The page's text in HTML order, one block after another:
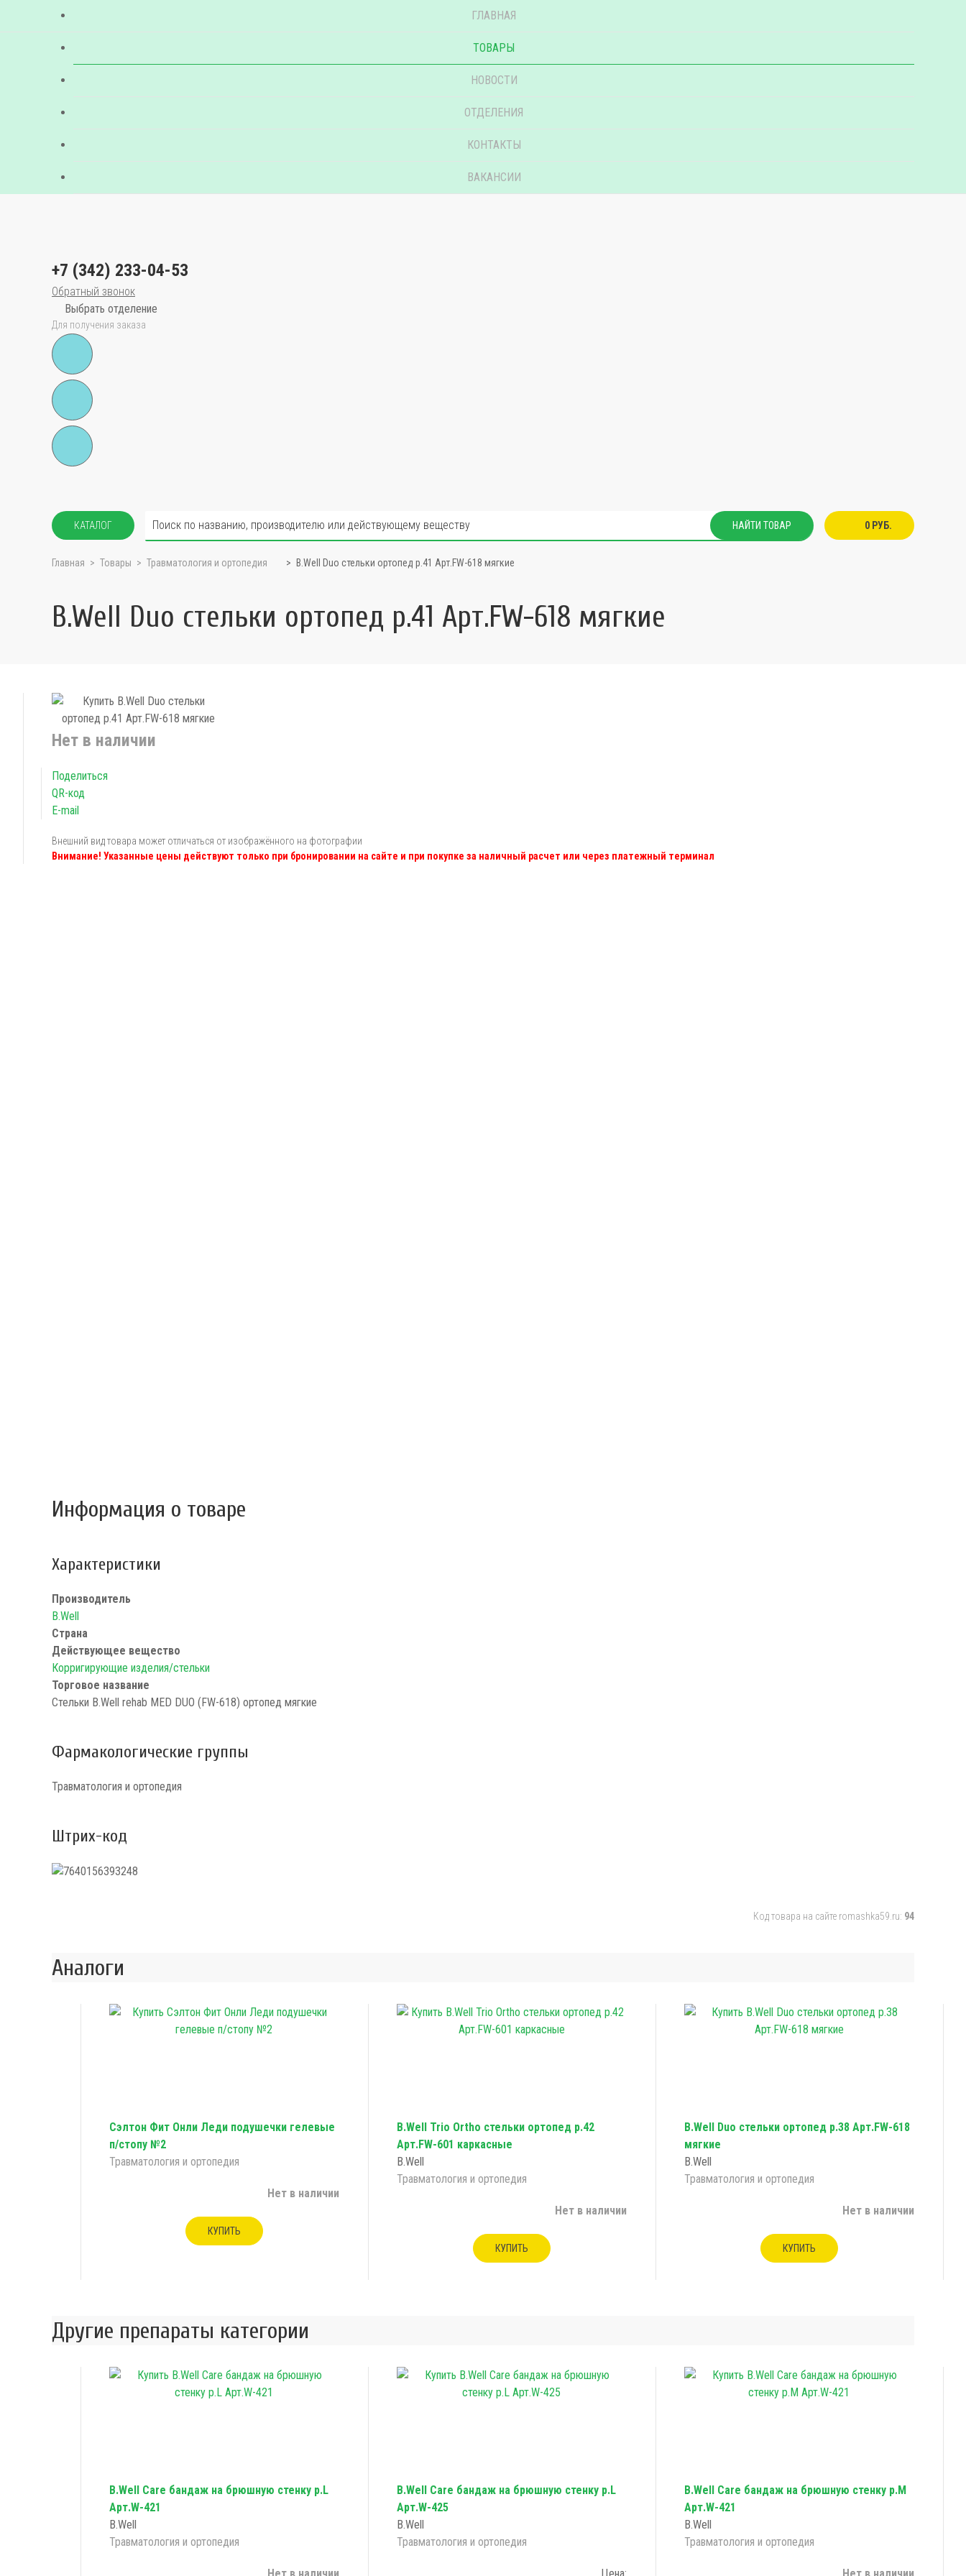
ГЛАВНАЯ
ТОВАРЫ
НОВОСТИ
ОТДЕЛЕНИЯ
КОНТАКТЫ
ВАКАНСИИ
+7 (342) 233-04-53
Обратный звонок
Выбрать отделение
Для получения заказа
КАТАЛОГ НАЙТИ ТОВАР 0 РУБ.
Главная Товары Травматология и ортопедия B.Well Duo стельки ортопед р.41 Арт.FW-618 мягкие
B.Well Duo стельки ортопед р.41 Арт.FW-618 мягкие
Нет в наличии
Поделиться
QR-код
E-mail
Внешний вид товара может отличаться от изображённого на фотографии
Внимание! Указанные цены действуют только при бронировании на сайте и при покупке за наличный расчет или через платежный терминал
Информация о товаре
Характеристики
Производитель
B.Well
Страна
Действующее вещество
Корригирующие изделия/стельки
Торговое название
Стельки B.Well rehab MED DUO (FW-618) ортопед мягкие
Фармакологические группы
Травматология и ортопедия
Штрих-код
Код товара на сайте romashka59.ru: 94
Аналоги
Сэлтон Фит Онли Леди подушечки гелевые
п/стопу №2
Травматология и ортопедия
Нет в наличии
КУПИТЬ
B.Well Trio Ortho стельки ортопед р.42
Арт.FW-601 каркасные
B.Well
Травматология и ортопедия
Нет в наличии
КУПИТЬ
B.Well Duo стельки ортопед р.38 Арт.FW-618
мягкие
B.Well
Травматология и ортопедия
Нет в наличии
КУПИТЬ
Другие препараты категории
B.Well Care бандаж на брюшную стенку р.L
Арт.W-421
B.Well
Травматология и ортопедия
B.Well Care бандаж на брюшную стенку р.L
Арт.W-425
B.Well
Травматология и ортопедия
B.Well Care бандаж на брюшную стенку р.M
Арт.W-421
B.Well
Травматология и ортопедия